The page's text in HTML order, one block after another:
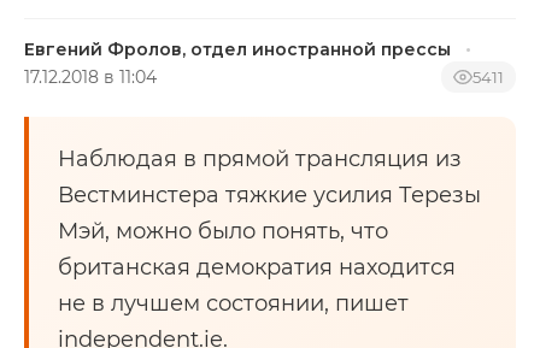
НОВОСТИ
Евгений Фролов, отдел иностранной прессы
17.12.2018 в 11:04
5411
Наблюдая в прямой трансляция из
Вестминстера тяжкие усилия Терезы
Мэй, можно было понять, что
британская демократия находится
не в лучшем состоянии, пишет
independent.ie.